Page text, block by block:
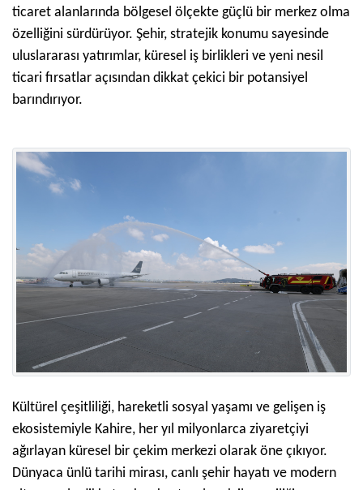
ticaret alanlarında bölgesel ölçekte güçlü bir merkez olma
özelliğini sürdürüyor. Şehir, stratejik konumu sayesinde
uluslararası yatırımlar, küresel iş birlikleri ve yeni nesil
ticari fırsatlar açısından dikkat çekici bir potansiyel
barındırıyor.
Kültürel çeşitliliği, hareketli sosyal yaşamı ve gelişen iş
ekosistemiyle Kahire, her yıl milyonlarca ziyaretçiyi
ağırlayan küresel bir çekim merkezi olarak öne çıkıyor.
Dünyaca ünlü tarihi mirası, canlı şehir hayatı ve modern